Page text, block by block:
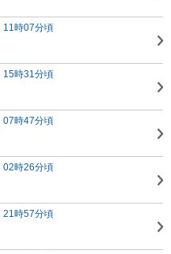
11時07分頃
15時31分頃
07時47分頃
02時26分頃
21時57分頃